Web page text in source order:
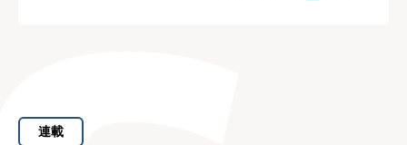
連載